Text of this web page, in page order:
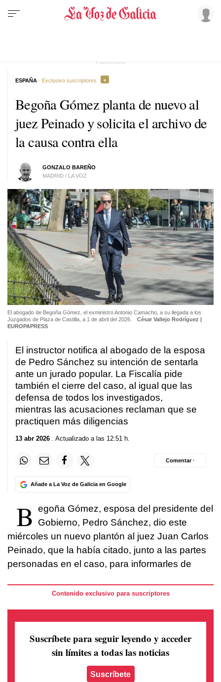
Begoña Gómez planta de nuevo al
juez Peinado y solicita el archivo de
la causa contra ella
GONZALO BAREÑO
MADRID / LA VOZ
ESPAÑA · Exclusivo suscriptores
El abogado de Begoña Gómez, el exministro Antonio Camacho, a su llegada a los
Juzgados de Plaza de Castilla, a 1 de abril del 2026.
César Vallejo Rodríguez |
EUROPAPRESS
El instructor notifica al abogado de la esposa
de Pedro Sánchez su intención de sentarla
ante un jurado popular. La Fiscalía pide
también el cierre del caso, al igual que las
defensa de todos los investigados,
mientras las acusaciones reclaman que se
practiquen más diligencias
13 abr 2026 . Actualizado a las 12:51 h.
Añade a La Voz de Galicia en Google
Comentar ·
B egoña Gómez, esposa del presidente del
Gobierno, Pedro Sánchez, dio este
miércoles un nuevo plantón al juez Juan Carlos
Peinado, que la había citado, junto a las partes
personadas en el caso, para informarles de
Contenido exclusivo para suscriptores
Suscríbete para seguir leyendo y acceder
sin límites a todas las noticias
Suscríbete